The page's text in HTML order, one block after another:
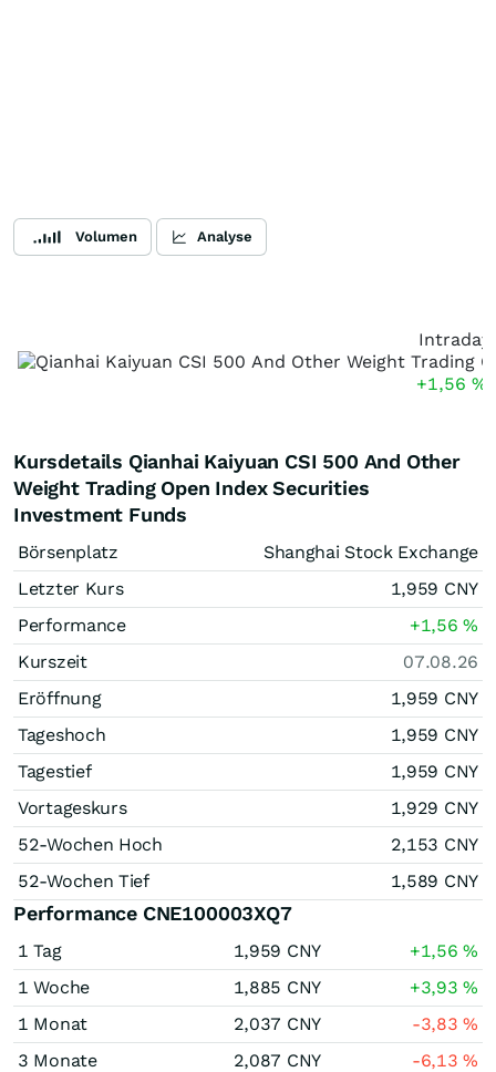
Volumen Analyse
Intraday
+1,56 %
Kursdetails Qianhai Kaiyuan CSI 500 And Other
Weight Trading Open Index Securities
Investment Funds
Börsenplatz
Shanghai Stock Exchange
Letzter Kurs
1,959 CNY
Performance
+1,56%
Kurszeit
07.08.26
Eröffnung
1,959 CNY
Tageshoch
1,959 CNY
Tagestief
1,959 CNY
Vortageskurs
1,929 CNY
52-Wochen Hoch
2,153 CNY
52-Wochen Tief
1,589 CNY
Performance CNE100003XQ7
1 Tag 1,959 CNY +1,56%
1 Woche
1,885 CNY +3,93%
1 Monat
2,037 CNY -3,83%
3 Monate
2,087 CNY -6,13%